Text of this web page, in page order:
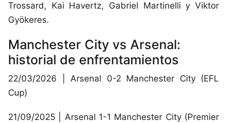
Trossard, Kai Havertz, Gabriel Martinelli y Viktor
Gyökeres.
Manchester City vs Arsenal:
historial de enfrentamientos
22/03/2026 | Arsenal 0-2 Manchester City (EFL
Cup)
21/09/2025 | Arsenal 1-1 Manchester City (Premier